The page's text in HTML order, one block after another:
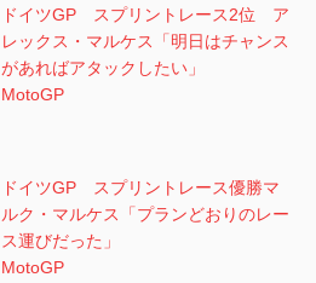
ドイツGP スプリントレース2位 ア
レックス・マルケス「明日はチャンス
があればアタックしたい」
MotoGP
ドイツGP スプリントレース優勝マ
ルク・マルケス「プランどおりのレー
ス運びだった」
MotoGP